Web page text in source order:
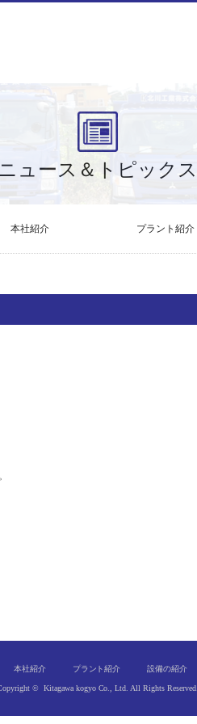
ニュース＆トピックス
本社紹介 プラント紹介
本社紹介 プラント紹介 設備の紹介
© Kitagawa kogyo Co., Ltd. All Rights Reserved.